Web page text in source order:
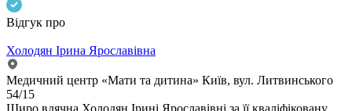
Відгук про
Холодян Ірина Ярославівна
Медичний центр «Мати та дитина» Київ, вул. Литвинського
54/15
Щиро вдячна Холодян Ірині Ярославівні за її кваліфіковану